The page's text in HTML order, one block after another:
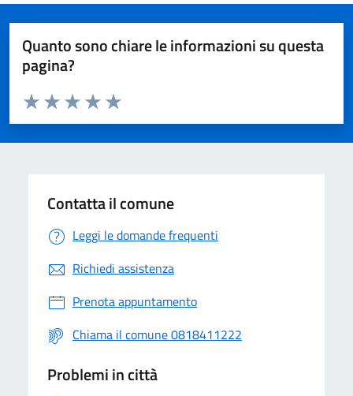
Quanto sono chiare le informazioni su questa
pagina?
Valuta da 1 a 5 stelle la pagina
Valuta 5 stelle su 5
Valuta 4 stelle su 5
Valuta 3 stelle su 5
Valuta 2 stelle su 5
Valuta 1 stelle su 5
Contatta il comune
Leggi le domande frequenti
Richiedi assistenza
Prenota appuntamento
Chiama il comune 0818411222
Problemi in città